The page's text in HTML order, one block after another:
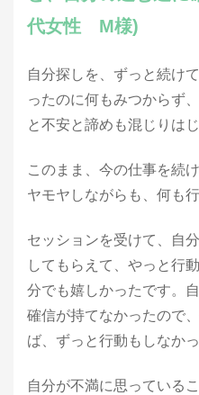
代女性 M様)
自分探しを、ずっと続け
ったのに何もみつからず
と不安と諦めも混じりは
このまま、今の仕事を続
ヤモヤしながらも、何も
セッションを受けて、自
してもらえて、やっと行
分でも嬉しかったです。
確信が持てなかったので
ば、ずっと行動もしなか
自分が不満に思っている